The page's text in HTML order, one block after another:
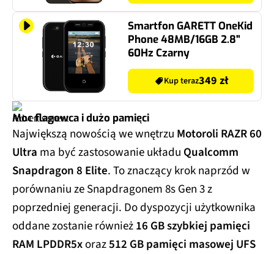
Smartfon GARETT OneKid
Phone 48MB/16GB 2.8"
60Hz Czarny
Kup teraz349 zł
Moc flagowca i dużo pamięci
Największą nowością we wnętrzu Motoroli RAZR 60
Ultra ma być zastosowanie układu Qualcomm
Snapdragon 8 Elite. To znaczący krok naprzód w
porównaniu ze Snapdragonem 8s Gen 3 z
poprzedniej generacji. Do dyspozycji użytkownika
oddane zostanie również16 GB szybkiej pamięci
RAM LPDDR5xoraz512 GB pamięci masowej UFS